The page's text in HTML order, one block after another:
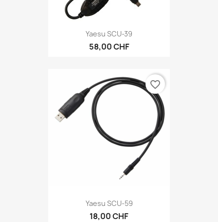
Yaesu SCU-39
58,00 CHF
Yaesu SCU-59
18,00 CHF
favorite_border